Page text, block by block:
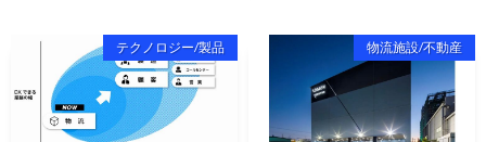
テクノロジー/製品 物流施設/不動産